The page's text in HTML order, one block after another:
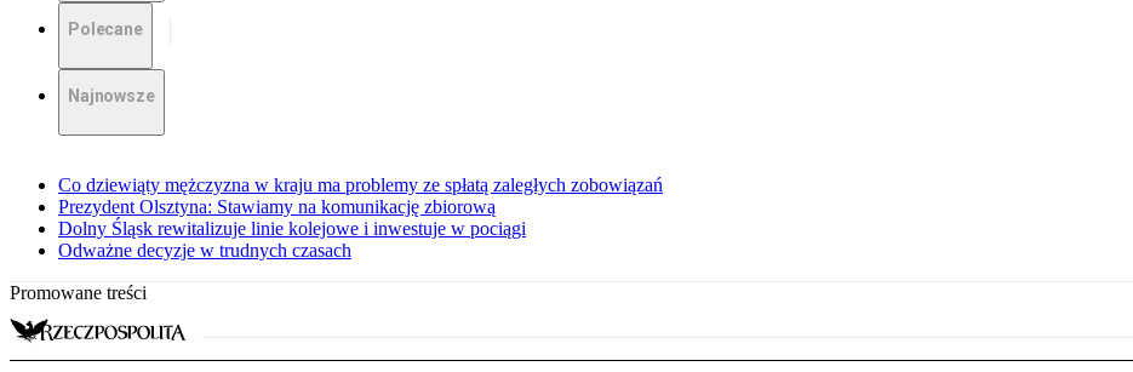
Polecane
Najnowsze
Co dziewiąty mężczyzna w kraju ma problemy ze spłatą zaległych zobowiązań
Prezydent Olsztyna: Stawiamy na komunikację zbiorową
Dolny Śląsk rewitalizuje linie kolejowe i inwestuje w pociągi
Odważne decyzje w trudnych czasach
Promowane treści